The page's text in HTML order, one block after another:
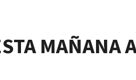
MAÑANA